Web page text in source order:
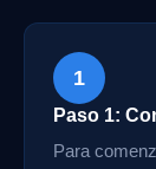
1
Paso 1:
Para